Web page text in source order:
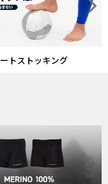
・究極のアンダーウェア